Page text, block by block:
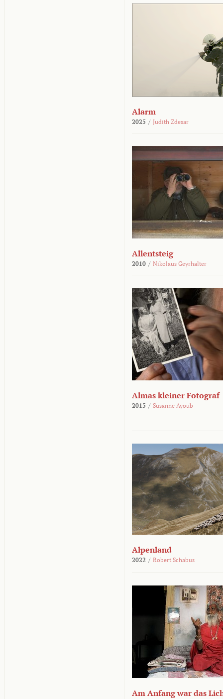
Alarm
2025 / Judith Zdesar
Allentsteig
2010 / Nikolaus Geyrhalter
Almas kleiner Fotograf
2015 / Susanne Ayoub
Alpenland
2022 / Robert Schabus
Am Anfang war das